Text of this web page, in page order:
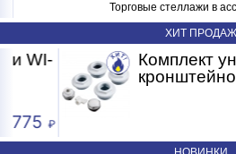
Торговые стеллажи в
ХИТ ПРОДАЖ
Комплект
кронштейнов)